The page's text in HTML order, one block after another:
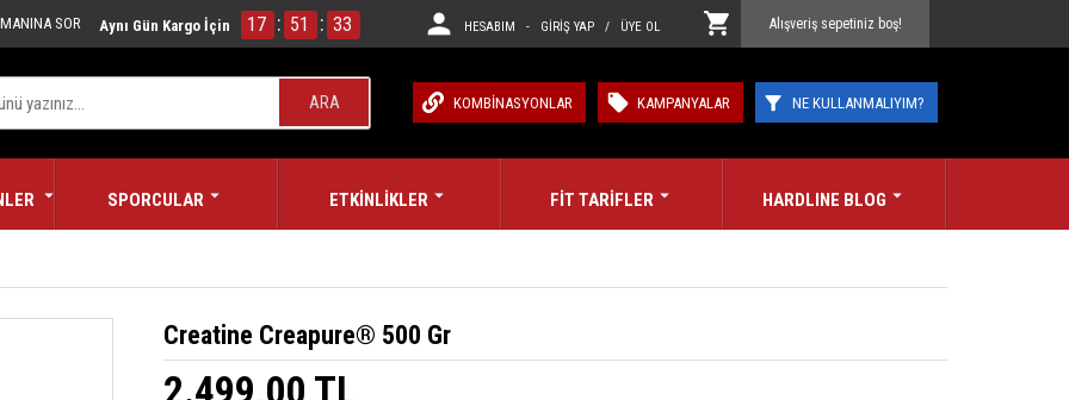
Aynı Gün Kargo İçin 17 : 51 : 32
SOR Alışveriş sepetiniz boş!
HESABIM - GİRİŞ YAP / ÜYE OL
ARA NE KULLANMALIYIM?
KAMPANYALAR
KOMBİNASYONLAR
SPORCULAR ETKİNLİKLER FİT TARİFLER HARDLINE BLOG
Creatine Creapure® 500 Gr
2.499,00 TL